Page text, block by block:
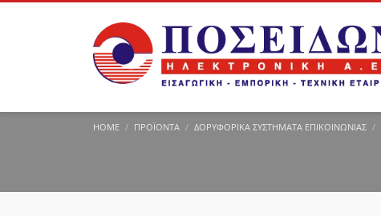
HOME ΠΡΟΪΌΝΤΑ ΔΟΡΥΦΟΡΙΚΆ ΣΥΣΤΉΜΑΤΑ ΕΠΙΚΟΙΝΩΝΊΑΣ